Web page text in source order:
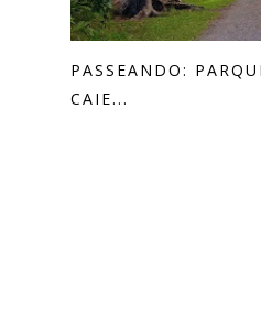
PASSEANDO:
CAIE...